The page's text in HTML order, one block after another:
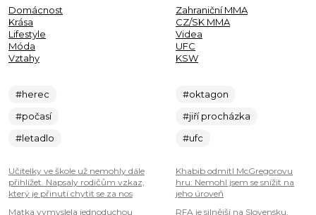
Domácnost
Krása
Lifestyle
Móda
Vztahy
#herec
#počasí
#letadlo
Učitelky ve škole už nemohly dále
přihlížet. Napsaly rodičům vzkaz,
který je přinutí chytit se za nos
Matka vymyslela jednoduchou
Zahraniční MMA
CZ/SK MMA
Videa
UFC
KSW
#oktagon
#jiří procházka
#ufc
Khabib odmítl McGregorovu
hru: Nemohl jsem se snížit na
jeho úroveň
RFA je silnější na Slovensku,